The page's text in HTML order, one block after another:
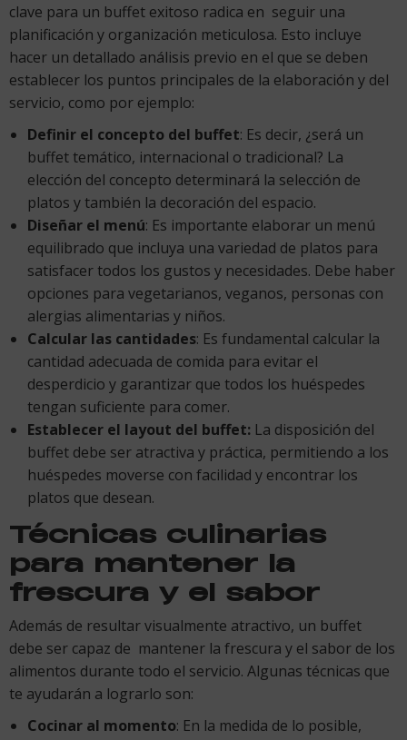
clave para un buffet exitoso radica en seguir una
planificación y organización meticulosa. Esto incluye
hacer un detallado análisis previo en el que se deben
establecer los puntos principales de la elaboración y del
servicio, como por ejemplo:
Definir el concepto del buffet: Es decir, ¿será un
buffet temático, internacional o tradicional? La
elección del concepto determinará la selección de
platos y también la decoración del espacio.
Diseñar el menú: Es importante elaborar un menú
equilibrado que incluya una variedad de platos para
satisfacer todos los gustos y necesidades. Debe haber
opciones para vegetarianos, veganos, personas con
alergias alimentarias y niños.
Calcular las cantidades: Es fundamental calcular la
cantidad adecuada de comida para evitar el
desperdicio y garantizar que todos los huéspedes
tengan suficiente para comer.
Establecer el layout del buffet: La disposición del
buffet debe ser atractiva y práctica, permitiendo a los
huéspedes moverse con facilidad y encontrar los
platos que desean.
Técnicas culinarias
para mantener la
frescura y el sabor
Además de resultar visualmente atractivo, un buffet
debe ser capaz de mantener la frescura y el sabor de los
alimentos durante todo el servicio. Algunas técnicas que
te ayudarán a lograrlo son:
Cocinar al momento: En la medida de lo posible,